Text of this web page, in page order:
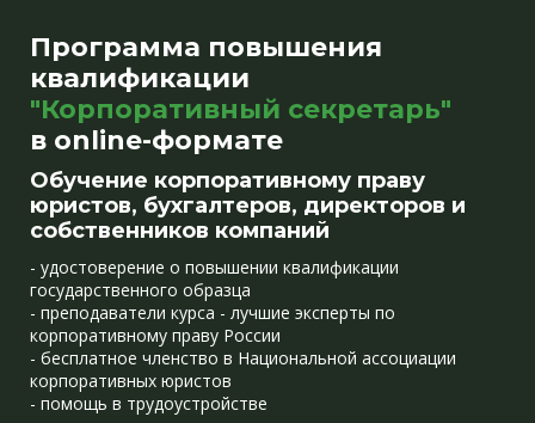
Программа повышения
квалификации
"Корпоративный секретарь"
в online-формате
Обучение корпоративному праву
юристов, бухгалтеров, директоров и
собственников компаний
- удостоверение о повышении квалификации
государственного образца
- преподаватели курса - лучшие эксперты по
корпоративному праву России
- бесплатное членство в Национальной ассоциации
корпоративных юристов
- помощь в трудоустройстве